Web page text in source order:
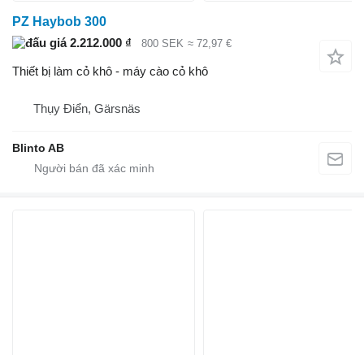
PZ Haybob 300
2.212.000 ₫
800 SEK ≈ 72,97 €
Thiết bị làm cỏ khô - máy cào cỏ khô
Thụy Điển, Gärsnäs
Blinto AB